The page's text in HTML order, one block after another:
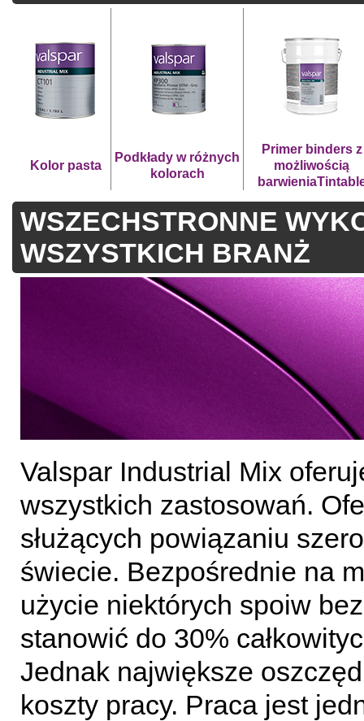
Kolor pasta
Podkłady w różnych
kolorach
Primer binders z
możliwością
WSZECHSTRONNE
WSZYSTKICH BRANŻ
Valspar Industrial Mix
wszystkich zastosowań.
służących powiązaniu
świecie. Bezpośrednie na
użycie niektórych spoiw
stanowić do 30%
Jednak największe
koszty pracy. Praca jest